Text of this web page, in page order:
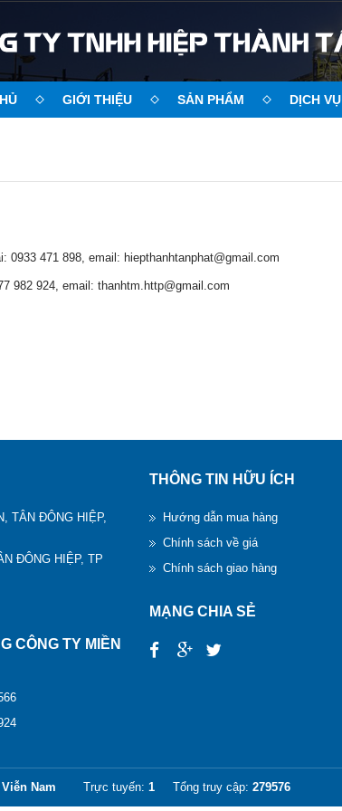
GIỚI THIỆU SẢN PHẨM DỊCH VỤ
0933 471 898, email: hiepthanhtanphat@gmail.com
982 924, email: thanhtm.http@gmail.com
TÂN ĐÔNG HIỆP,
ĐÔNG HIỆP, TP
CÔNG TY MIỀN
THÔNG TIN HỮU ÍCH
Hướng dẫn mua hàng
Chính sách về giá
Chính sách giao hàng
MẠNG CHIA SẺ
Viễn Nam Trực tuyến: 1 Tổng truy cập: 279576